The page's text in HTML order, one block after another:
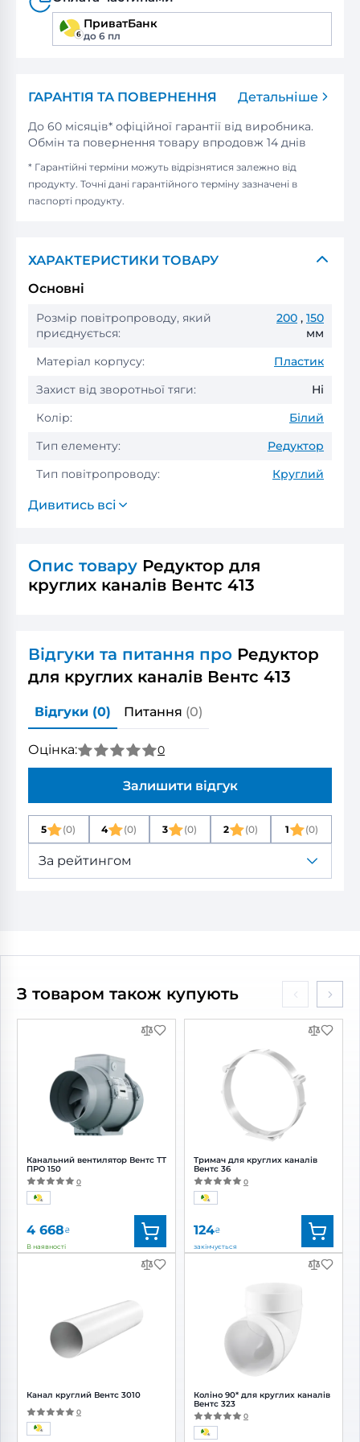
ПриватБанк
до 6 пл
ГАРАНТІЯ ТА ПОВЕРНЕННЯ Детальніше
До 60 місяців* офіційної гарантії від виробника.
Обмін та повернення товару впродовж 14 днів
* Гарантійні терміни можуть відрізнятися залежно від
продукту. Точні дані гарантійного терміну зазначені в
паспорті продукту.
ХАРАКТЕРИСТИКИ ТОВАРУ
Основні
Розмір повітропроводу, який
приєднується:
200 , 150
мм
Матеріал корпусу:
Пластик
Захист від зворотньої тяги:
Ні
Колір:
Білий
Тип елементу:
Редуктор
Тип повітропроводу:
Круглий
Дивитись всі
Опис товару Редуктор для
круглих каналів Вентс 413
Відгуки та питання про Редуктор
для круглих каналів Вентс 413
Відгуки (0) Питання (0)
Оцінка: 0
Залишити відгук
5 (0) 4 (0) 3 (0) 2 (0) 1 (0)
За рейтингом
З товаром також купують
Канальний вентилятор Вентс ТТ
ПРО 150
0
4 668₴
В наявності
Вентс
Потужність:
42, 50 Вт
Рівень
шуму:
Канал круглий Вентс 3010
0
Тримач для круглих каналів
Вентс 36
0
124₴
закінчується
Вентс
0000225712
Коліно 90* для круглих каналів
Вентс 323
0